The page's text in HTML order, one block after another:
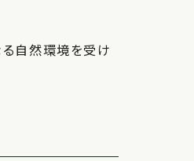
る自然環境を受け